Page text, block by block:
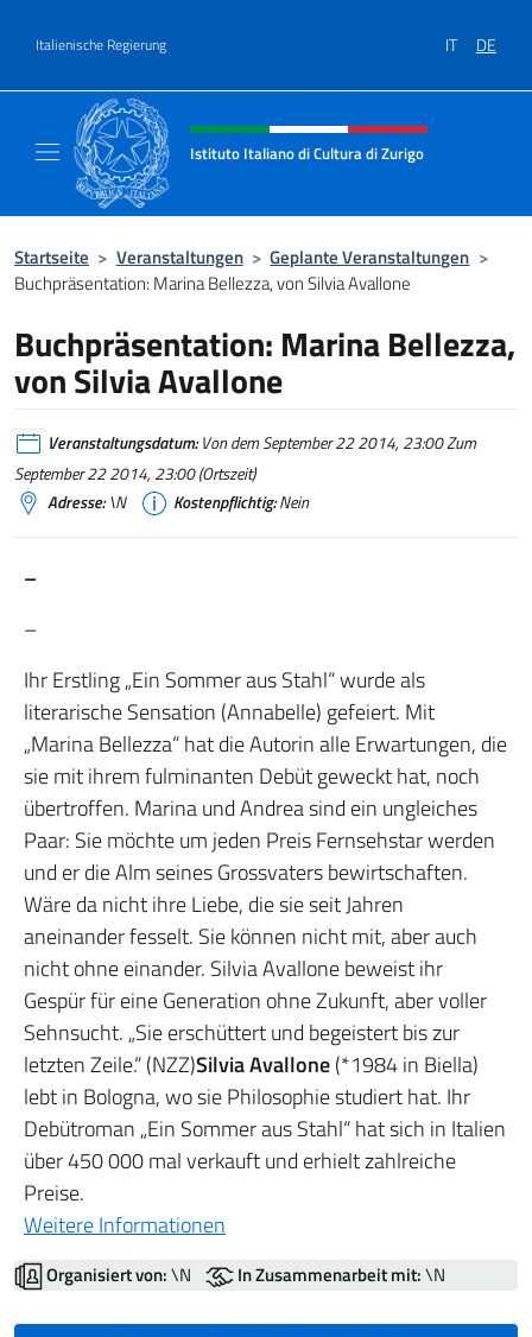
Italienische Regierung IT DE
Header-Site, Social und Menü
Istituto Italiano di Cultura di Zurigo
Startseite > Veranstaltungen > Geplante Veranstaltungen >
Buchpräsentation: Marina Bellezza, von Silvia Avallone
Buchpräsentation: Marina Bellezza,
von Silvia Avallone
Veranstaltungsdatum:Von dem September 22 2014, 23:00 Zum
September 22 2014, 23:00 (Ortszeit)
Adresse:\N Kostenpflichtig:Nein
–
–
Ihr Erstling „Ein Sommer aus Stahl“ wurde als
literarische Sensation (Annabelle) gefeiert. Mit
„Marina Bellezza“ hat die Autorin alle Erwartungen, die
sie mit ihrem fulminanten Debüt geweckt hat, noch
übertroffen. Marina und Andrea sind ein ungleiches
Paar: Sie möchte um jeden Preis Fernsehstar werden
und er die Alm seines Grossvaters bewirtschaften.
Wäre da nicht ihre Liebe, die sie seit Jahren
aneinander fesselt. Sie können nicht mit, aber auch
nicht ohne einander. Silvia Avallone beweist ihr
Gespür für eine Generation ohne Zukunft, aber voller
Sehnsucht. „Sie erschüttert und begeistert bis zur
letzten Zeile.“ (NZZ)Silvia Avallone(*1984 in Biella)
lebt in Bologna, wo sie Philosophie studiert hat. Ihr
Debütroman „Ein Sommer aus Stahl“ hat sich in Italien
über 450 000 mal verkauft und erhielt zahlreiche
Preise.
Weitere Informationen
Organisiert von:\N In Zusammenarbeit mit:\N